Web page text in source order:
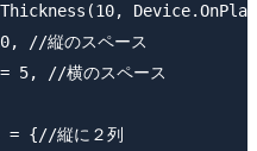
//縦のスペース
5, //横のスペース
{//縦に２列